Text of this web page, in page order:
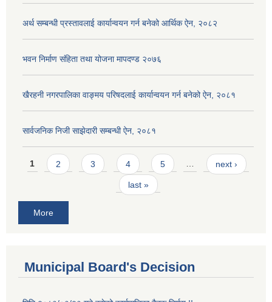
अर्थ सम्बन्धी प्रस्तावलाई कार्यान्वयन गर्न बनेको आर्थिक ऐन, २०८२
भवन निर्माण संहिता तथा योजना मापदण्ड २०७६
खैरहनी नगरपालिका वाङ्मय परिषदलाई कार्यान्वयन गर्न बनेको ऐन, २०८१
सार्वजनिक निजी साझेदारी सम्बन्धी ऐन, २०८१
Pages
1 2 3 4 5 … next ›
last »
More
Municipal Board's Decision